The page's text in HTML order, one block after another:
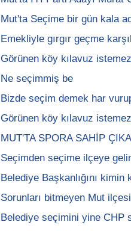
Mut'ta Seçime bir gün kala
Emekliyle gırgır geçme
Görünen köy kılavuz
Ne seçimmiş be
Bizde seçim demek har
Görünen köy kılavuz
MUT'TA SPORA SAHİP
Seçimden seçime ilçeye
Belediye Başkanlığını kimin
Sorunları bitmeyen Mut ilçesi
Belediye seçimini yine CHP